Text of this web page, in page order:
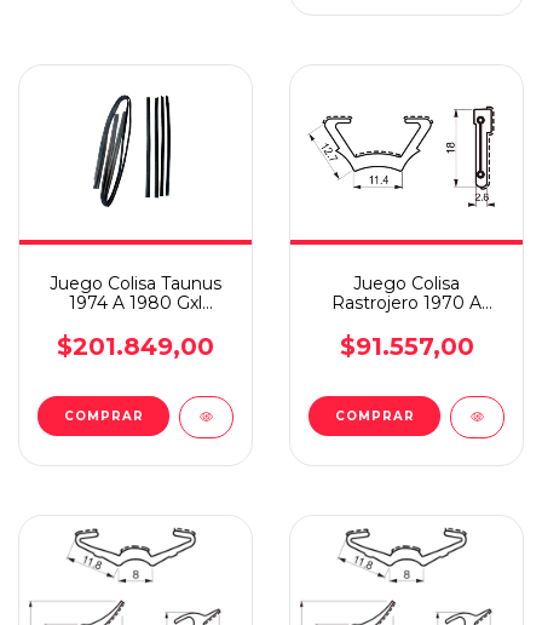
Juego Colisa Taunus
1974 A 1980 Gxl
$201.849,00
Juego Colisa
Rastrojero 1970 A
$91.557,00